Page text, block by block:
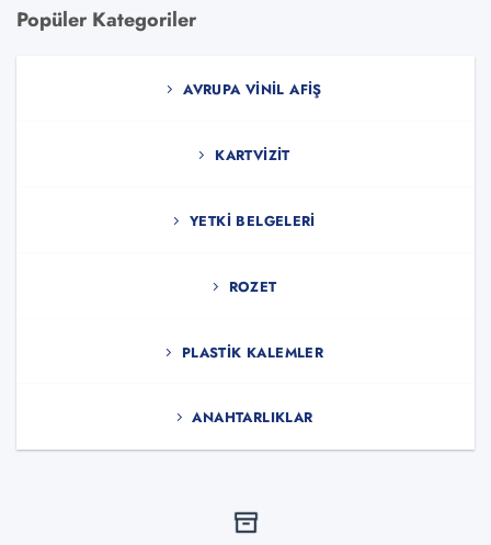
var.
Popüler Kategoriler
AVRUPA VINIL AFIŞ
KARTVIZIT
YETKI BELGELERI
ROZET
PLASTIK KALEMLER
ANAHTARLIKLAR